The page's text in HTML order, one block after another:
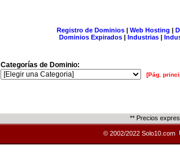
Registro de Dominios| Web Hosting |
Dominios Expirados | Industrias |
Categorías de Dominio:
[Pág.
** Precios
© 2002/2022 Solo10.com